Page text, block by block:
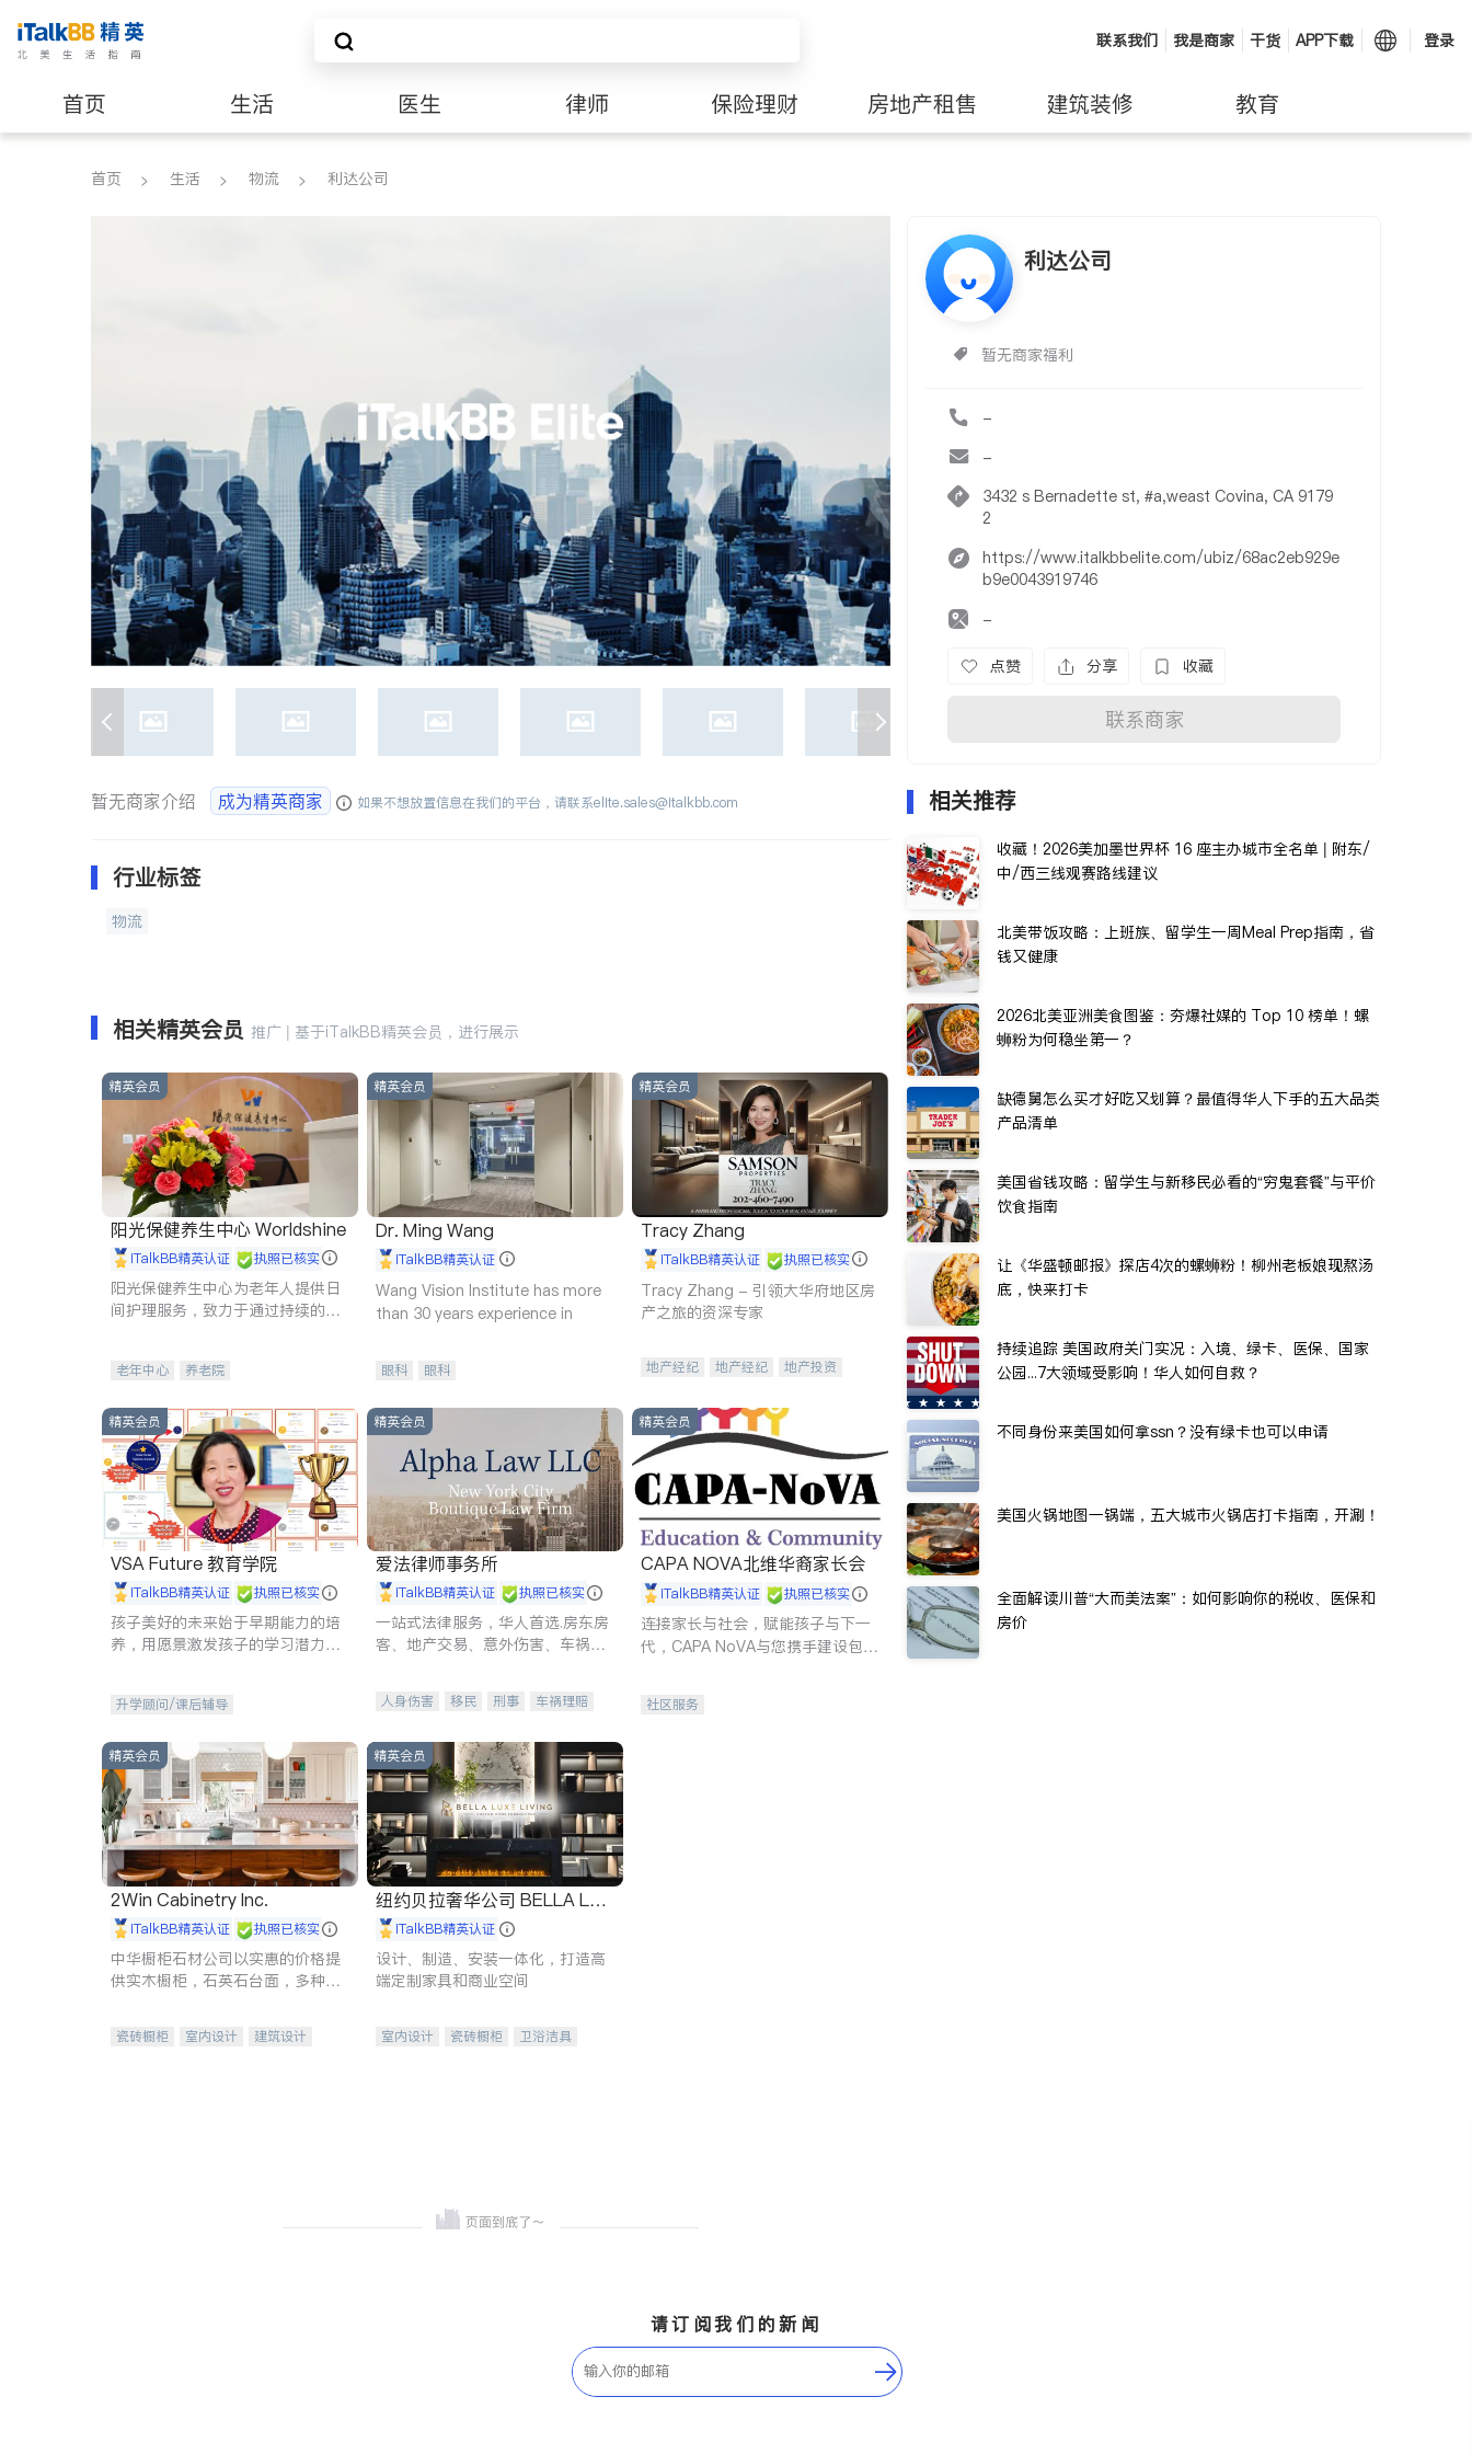
联系我们 我是商家 干货 APP下载 登录
首页 生活 医生 律师 保险理财 房地产租售 建筑装修 教育
养老 非盈利组织
首页 生活 物流 利达公司
利达公司
暂无商家福利
-
-
3432 s Bernadette st, #a,weast Covina, CA 9179
2
https://www.italkbbelite.com/ubiz/68ac2eb929e
b9e0043919746
-
点赞 分享 收藏
联系商家
暂无商家介绍 成为精英商家 如果不想放置信息在我们的平台，请联系elite.sales@italkbb.com
行业标签
物流
相关精英会员 推广 | 基于iTalkBB精英会员，进行展示
精英会员
阳光保健养生中心 Worldshine
iTalkBB精英认证 执照已核实
阳光保健养生中心为老年人提供日
间护理服务，致力于通过持续的护
老年中心 养老院
精英会员
Dr. Ming Wang
iTalkBB精英认证
Wang Vision Institute has more
than 30 years experience in
眼科 眼科
精英会员
Tracy Zhang
iTalkBB精英认证 执照已核实
Tracy Zhang - 引领大华府地区房
产之旅的资深专家
地产经纪 地产经纪
地产投资
精英会员
VSA Future 教育学院
iTalkBB精英认证 执照已核实
孩子美好的未来始于早期能力的培
养，用愿景激发孩子的学习潜力和
升学顾问/课后辅导
精英会员
爱法律师事务所
iTalkBB精英认证 执照已核实
一站式法律服务，华人首选.房东房
客、地产交易、意外伤害、车祸重
人身伤害 移民 刑事
车祸理赔
商标注册
索赔 律师-其它 保释
精英会员
CAPA NOVA北维华裔家长会
iTalkBB精英认证 执照已核实
连接家长与社会，赋能孩子与下一
代，CAPA NoVA与您携手建设包
社区服务
精英会员
2Win Cabinetry Inc.
iTalkBB精英认证 执照已核实
中华橱柜石材公司以实惠的价格提
供实木橱柜，石英石台面，多种优
瓷砖橱柜 室内设计
建筑设计
精英会员
纽约贝拉奢华公司 BELLA LUX
E iTalkBB精英认证
设计、制造、安装一体化，打造高
端定制家具和商业空间
室内设计 瓷砖橱柜
卫浴洁具
相关推荐
收藏！2026美加墨世界杯 16 座主办城市全名单 | 附东/
中/西三线观赛路线建议
北美带饭攻略：上班族、留学生一周Meal Prep指南，省
钱又健康
2026北美亚洲美食图鉴：夯爆社媒的 Top 10 榜单！螺
蛳粉为何稳坐第一？
缺德舅怎么买才好吃又划算？最值得华人下手的五大品类
产品清单
美国省钱攻略：留学生与新移民必看的“穷鬼套餐”与平价
饮食指南
让《华盛顿邮报》探店4次的螺蛳粉！柳州老板娘现熬汤
底，快来打卡
持续追踪 美国政府关门实况：入境、绿卡、医保、国家
公园...7大领域受影响！华人如何自救？
不同身份来美国如何拿ssn？没有绿卡也可以申请
美国火锅地图一锅端，五大城市火锅店打卡指南，开涮！
全面解读川普“大而美法案”：如何影响你的税收、医保和
房价
请订阅我们的新闻